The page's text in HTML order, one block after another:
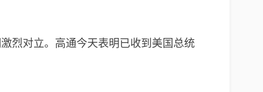
烈对立。高通今天表明已收到美国总统